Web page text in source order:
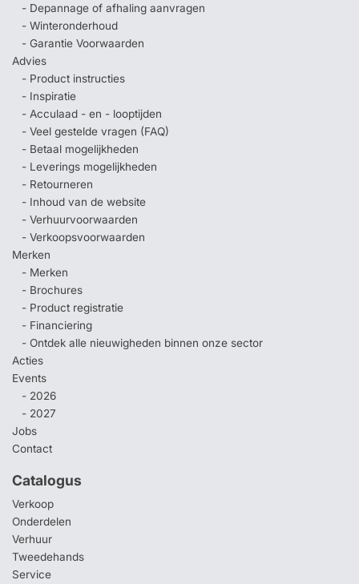
- Depannage of afhaling aanvragen
- Winteronderhoud
- Garantie Voorwaarden
Advies
- Product instructies
- Inspiratie
- Acculaad - en - looptijden
- Veel gestelde vragen (FAQ)
- Betaal mogelijkheden
- Leverings mogelijkheden
- Retourneren
- Inhoud van de website
- Verhuurvoorwaarden
- Verkoopsvoorwaarden
Merken
- Merken
- Brochures
- Product registratie
- Financiering
- Ontdek alle nieuwigheden binnen onze sector
Acties
Events
- 2026
- 2027
Jobs
Contact
Catalogus
Verkoop
Onderdelen
Verhuur
Tweedehands
Service